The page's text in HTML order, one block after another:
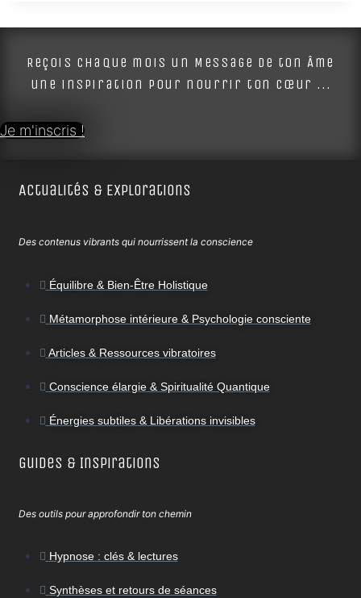
Reçois chaque mois un Message de ton Âme
une inspiration pour nourrir ton cœur ...
Je m'inscris !
Actualités & Explorations
Des contenus vibrants qui nourrissent la conscience
Équilibre & Bien-Être Holistique
Métamorphose intérieure & Psychologie consciente
Articles & Ressources vibratoires
Conscience élargie & Spiritualité Quantique
Énergies subtiles & Libérations invisibles
Guides & Inspirations
Des outils pour approfondir ton chemin
Hypnose : clés & lectures
Synthèses et retours de séances